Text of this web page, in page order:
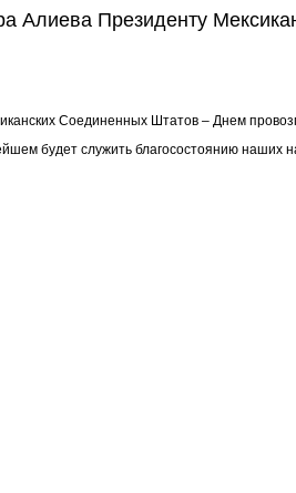
Алиева Президенту
Соединенных Штатов – Днем
будет служить благосостоянию наших